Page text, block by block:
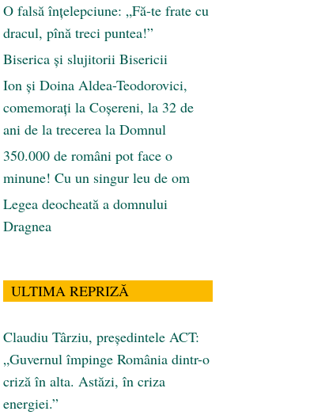
O falsă înțelepciune: „Fă-te frate cu
dracul, pînă treci puntea!”
Biserica și slujitorii Bisericii
Ion și Doina Aldea-Teodorovici,
comemorați la Coșereni, la 32 de
ani de la trecerea la Domnul
350.000 de români pot face o
minune! Cu un singur leu de om
Legea deocheată a domnului
Dragnea
ULTIMA REPRIZĂ
Claudiu Târziu, președintele ACT:
„Guvernul împinge România dintr-o
criză în alta. Astăzi, în criza
energiei.”